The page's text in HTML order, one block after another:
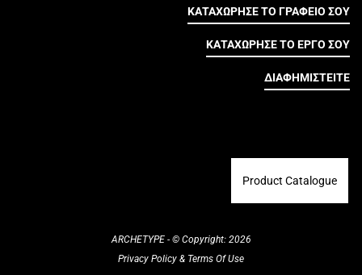
ΚΑΤΑΧΩΡΗΣΕ ΤΟ ΓΡΑΦΕΙΟ ΣΟΥ
ΚΑΤΑΧΩΡΗΣΕ ΤΟ ΕΡΓΟ ΣΟΥ
ΔΙΑΦΗΜΙΣΤΕΙΤΕ
Product Catalogue
ARCHETYPE - © Copyright: 2026
Privacy Policy & Terms Of Use